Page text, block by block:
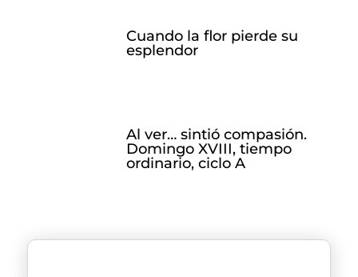
Cuando la flor pierde su
esplendor
Al ver… sintió compasión.
Domingo XVIII, tiempo
ordinario, ciclo A